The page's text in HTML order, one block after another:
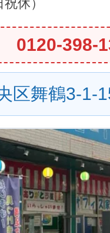
祝休）
0120-398-
区舞鶴3-1-